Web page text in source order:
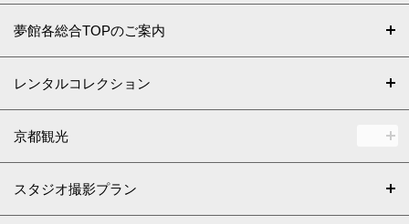
夢館各総合TOPのご案内
レンタルコレクション
京都観光
スタジオ撮影プラン